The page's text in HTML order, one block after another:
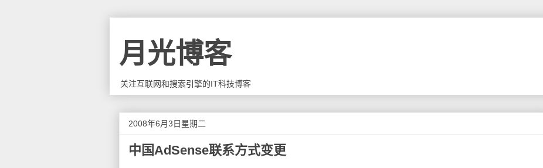
月光博客
关注互联网和搜索引擎的IT科技博客
2008年6月3日星期二
中国AdSense联系方式变更